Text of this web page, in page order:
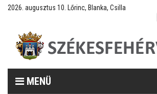
2026. augusztus 10. Lőrinc, Blanka, Csilla
MENÜ